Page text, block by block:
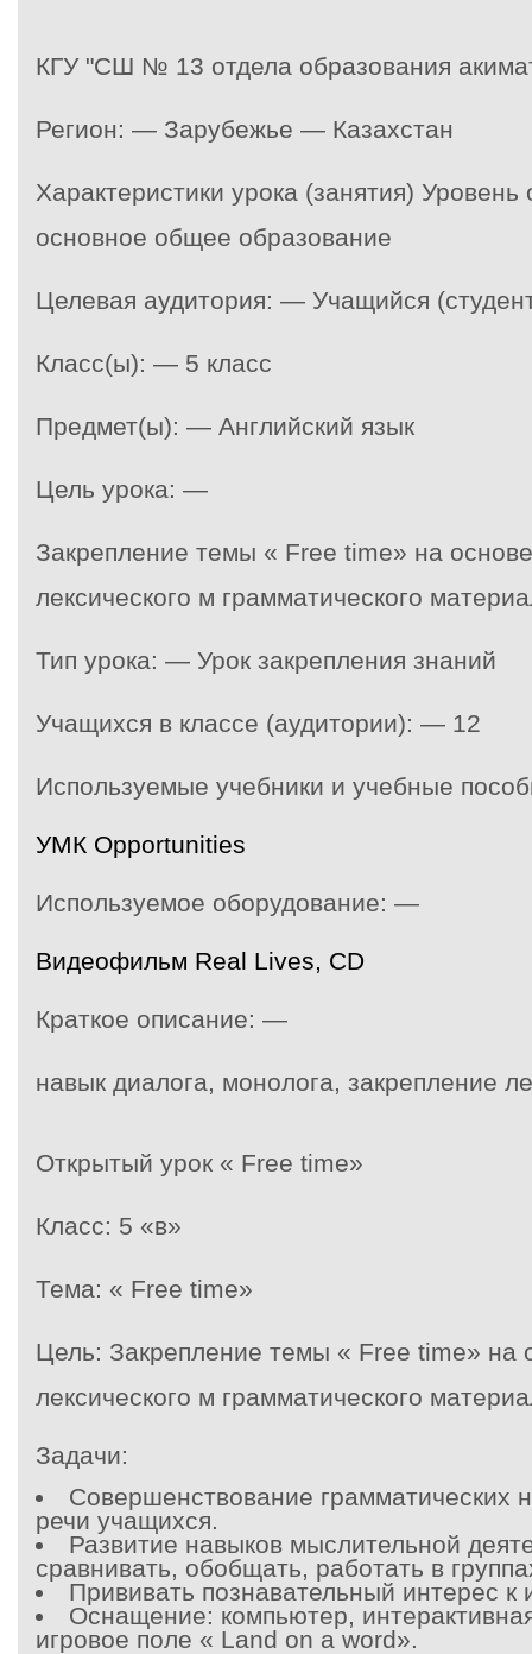
КГУ "СШ № 13 отдела образования
Регион: — Зарубежье — Казахстан
Характеристики урока (занятия)
основное общее образование
Целевая аудитория: — Учащийся
Класс(ы): — 5 класс
Предмет(ы): — Английский язык
Цель урока: —
Закрепление темы « Free time» на
лексического м грамматического
Тип урока: — Урок закрепления знаний
Учащихся в классе (аудитории): — 12
Используемые учебники и учебные
УМК Opportunities
Используемое оборудование: —
Видеофильм Real Lives, CD
Краткое описание: —
навык диалога, монолога, закрепление
Открытый урок « Free time»
Класс: 5 «в»
Тема: « Free time»
Цель: Закрепление темы « Free time» на
лексического м грамматического
Задачи:
Совершенствование грамматических
речи учащихся.
Развитие навыков мыслительной
сравнивать, обобщать, работать в
Прививать познавательный интерес к
Оснащение: компьютер,
игровое поле « Land on a word».